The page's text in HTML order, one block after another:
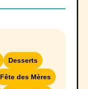
Desserts
Fête des Mères